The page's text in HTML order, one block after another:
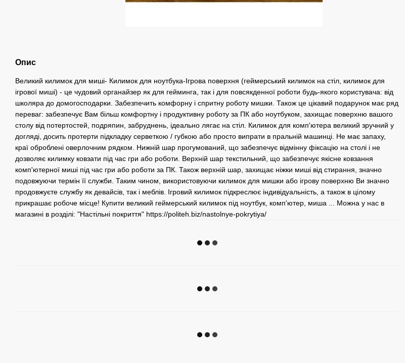
Опис
Великий килимок для миші- Килимок для ноутбука-Ігрова поверхня (геймерський килимок на стіл, килимок для
ігрової миші) - це чудовий органайзер як для гейминга, так і для повсякденної роботи будь-якого користувача: від
школяра до домогосподарки. Забезпечить комфорну і спритну роботу мишки. Також це цікавий подарунок має ряд
переваг: забезпечує Вам більш комфортну і продуктивну роботу за ПК або ноутбуком, захищає поверхню вашого
столу від потертостей, подряпин, забруднень, ідеально лягає на стіл. Килимок для комп'ютера великий зручний у
догляді, досить протерти підкладку серветкою / губкою або просто випрати в пральній машинці. Не має запаху,
краї оброблені оверлочним рядком. Нижній шар прогумований, що забезпечує відмінну фіксацію на столі і не
дозволяє килимку ковзати під час гри або роботи. Верхній шар текстильний, що забезпечує якісне ковзання
комп'ютерної миші під час гри або роботи за ПК. Також верхній шар, захищає ніжки миші від стирання, значно
подовжуючи термін її служби. Таким чином, використовуючи килимок для мишки або ігрову поверхню Ви значно
продовжуєте службу як девайсів, так і меблів. Ігровий килимок підкреслює індивідуальність, а також в цілому
прикрашає робоче місце! Купити великий геймерський килимок під ноутбук, комп'ютер, миша ... Можна у нас в
магазині в розділі: "Настільні покриття" https://politeh.biz/nastolnye-pokrytiya/